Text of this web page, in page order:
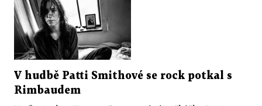
V hudbě Patti Smithové se rock potkal s
Rimbaudem